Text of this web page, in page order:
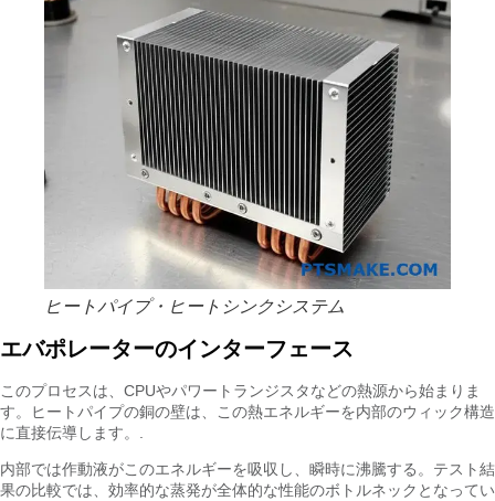
ヒートパイプ・ヒートシンクシステム
エバポレーターのインターフェース
このプロセスは、CPUやパワートランジスタなどの熱源から始まりま
す。ヒートパイプの銅の壁は、この熱エネルギーを内部のウィック構造
に直接伝導します。.
内部では作動液がこのエネルギーを吸収し、瞬時に沸騰する。テスト結
果の比較では、効率的な蒸発が全体的な性能のボトルネックとなってい